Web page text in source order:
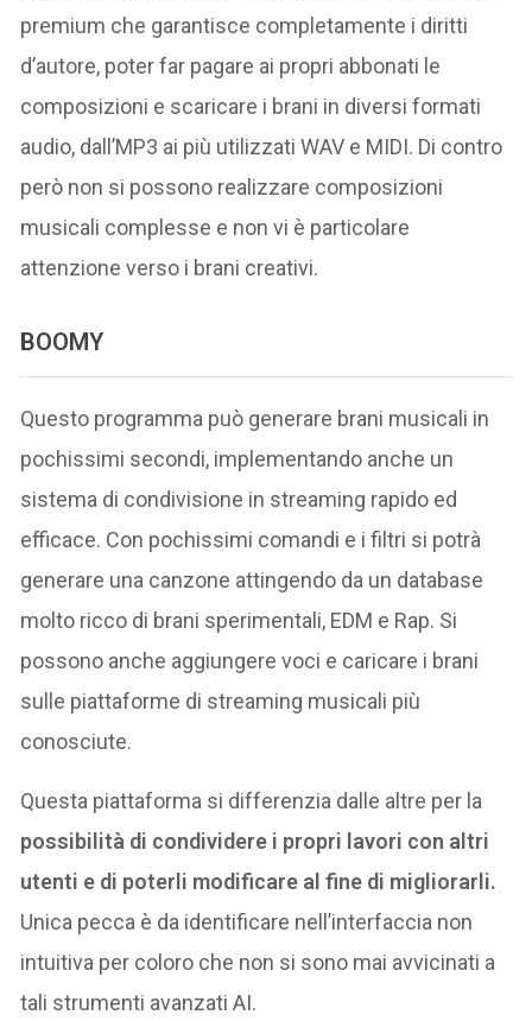
premium che garantisce completamente i diritti
d’autore, poter far pagare ai propri abbonati le
composizioni e scaricare i brani in diversi formati
audio, dall’MP3 ai più utilizzati WAV e MIDI. Di contro
però non si possono realizzare composizioni
musicali complesse e non vi è particolare
attenzione verso i brani creativi.
BOOMY
Questo programma può generare brani musicali in
pochissimi secondi, implementando anche un
sistema di condivisione in streaming rapido ed
efficace. Con pochissimi comandi e i filtri si potrà
generare una canzone attingendo da un database
molto ricco di brani sperimentali, EDM e Rap. Si
possono anche aggiungere voci e caricare i brani
sulle piattaforme di streaming musicali più
conosciute.
Questa piattaforma si differenzia dalle altre per la
possibilità di condividere i propri lavori con altri
utenti e di poterli modificare al fine di migliorarli.
Unica pecca è da identificare nell’interfaccia non
intuitiva per coloro che non si sono mai avvicinati a
tali strumenti avanzati AI.